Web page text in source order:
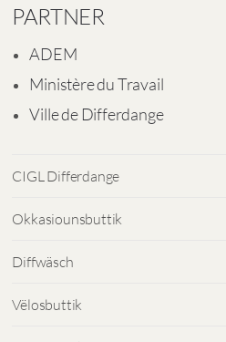
PARTNER
ADEM
Ministère du Travail
Ville de Differdange
CIGL Differdange
Okkasiounsbuttik
Diffwäsch
Vëlosbuttik